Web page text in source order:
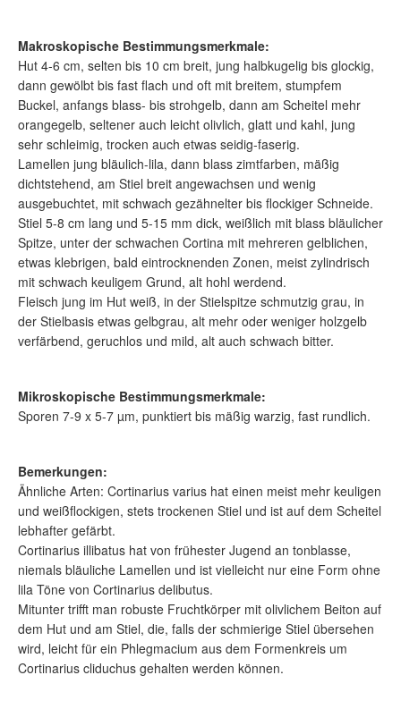
Makroskopische Bestimmungsmerkmale:
Hut 4-6 cm, selten bis 10 cm breit, jung halbkugelig bis glockig,
dann gewölbt bis fast flach und oft mit breitem, stumpfem
Buckel, anfangs blass- bis strohgelb, dann am Scheitel mehr
orangegelb, seltener auch leicht olivlich, glatt und kahl, jung
sehr schleimig, trocken auch etwas seidig-faserig.
Lamellen jung bläulich-lila, dann blass zimtfarben, mäßig
dichtstehend, am Stiel breit angewachsen und wenig
ausgebuchtet, mit schwach gezähnelter bis flockiger Schneide.
Stiel 5-8 cm lang und 5-15 mm dick, weißlich mit blass bläulicher
Spitze, unter der schwachen Cortina mit mehreren gelblichen,
etwas klebrigen, bald eintrocknenden Zonen, meist zylindrisch
mit schwach keuligem Grund, alt hohl werdend.
Fleisch jung im Hut weiß, in der Stielspitze schmutzig grau, in
der Stielbasis etwas gelbgrau, alt mehr oder weniger holzgelb
verfärbend, geruchlos und mild, alt auch schwach bitter.
Mikroskopische Bestimmungsmerkmale:
Sporen 7-9 x 5-7 µm, punktiert bis mäßig warzig, fast rundlich.
Bemerkungen:
Ähnliche Arten: Cortinarius varius hat einen meist mehr keuligen
und weißflockigen, stets trockenen Stiel und ist auf dem Scheitel
lebhafter gefärbt.
Cortinarius illibatus hat von frühester Jugend an tonblasse,
niemals bläuliche Lamellen und ist vielleicht nur eine Form ohne
lila Töne von Cortinarius delibutus.
Mitunter trifft man robuste Fruchtkörper mit olivlichem Beiton auf
dem Hut und am Stiel, die, falls der schmierige Stiel übersehen
wird, leicht für ein Phlegmacium aus dem Formenkreis um
Cortinarius cliduchus gehalten werden können.